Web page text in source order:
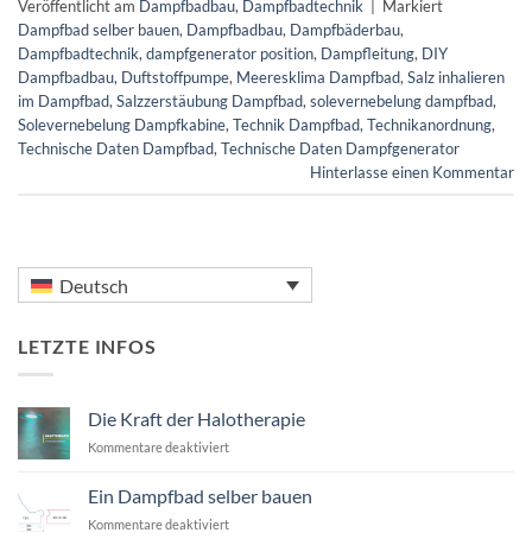
Veröffentlicht am Dampfbadbau, Dampfbadtechnik
Markiert
Dampfbad selber bauen, Dampfbadbau, Dampfbäderbau,
Dampfbadtechnik,dampfgenerator position, Dampfleitung, DIY
Dampfbadbau, Duftstoffpumpe, Meeresklima Dampfbad,Salz inhalieren
im Dampfbad,Salzzerstäubung Dampfbad,solevernebelung dampfbad,
Solevernebelung Dampfkabine,Technik Dampfbad,Technikanordnung,
Technische Daten Dampfbad,Technische Daten Dampfgenerator
Hinterlasse einen Kommentar
Deutsch
LETZTE INFOS
Die Kraft der Halotherapie
Kommentare deaktiviertfür
der
Halotherapie
Ein Dampfbad selber bauen
Kommentare deaktiviertfür